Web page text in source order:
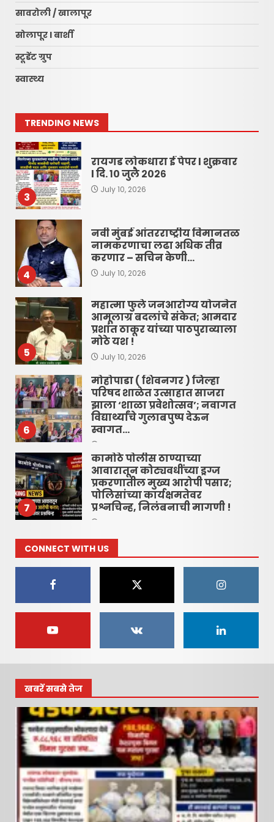
सावरोली / खालापूर
सोलापूर l बार्शी
स्टूडेंट ग्रुप
स्वास्थ्य
TRENDING NEWS
1
रायगड लोकधारा ई पेपर शुक्रवार,
दि. १० जुलै २०२६
2
July 10, 2026
3
रायगड लोकधारा ई पेपर l शुक्रवार
l दि. १० जुलै २०२६
July 10, 2026
4
नवी मुंबई आंतरराष्ट्रीय विमानतळ
नामकरणाचा लढा अधिक तीव्र
करणार – सचिन केणी…
July 10, 2026
5
महात्मा फुले जनआरोग्य योजनेत
आमूलाग्र बदलांचे संकेत; आमदार
प्रशांत ठाकूर यांच्या पाठपुराव्याला
मोठे यश !
July 10, 2026
6
मोहोपाडा ( शिवनगर ) जिल्हा
परिषद शाळेत उत्साहात साजरा
झाला ‘शाळा प्रवेशोत्सव’; नवागत
विद्यार्थ्यांचे गुलाबपुष्प देऊन
स्वागत…
7
कामोठे पोलीस ठाण्याच्या
आवारातून कोट्यवधींच्या ड्रग्ज
प्रकरणातील मुख्य आरोपी पसार;
पोलिसांच्या कार्यक्षमतेवर
प्रश्नचिन्ह, निलंबनाची मागणी !
रायगड लोकधारा ई पेपर शुक्रवार,
दि. १० जुलै २०२६
July 10, 2026
2
रायगड लोकधारा ई पेपर l शुक्रवार,
3
रायगड लोकधारा ई पेपर l शुक्रवार
l दि. १० जुलै २०२६
July 10, 2026
4
नवी मुंबई आंतरराष्ट्रीय विमानतळ
नामकरणाचा लढा अधिक तीव्र
करणार – सचिन केणी…
July 10, 2026
CONNECT WITH US
खबरें सबसे तेज